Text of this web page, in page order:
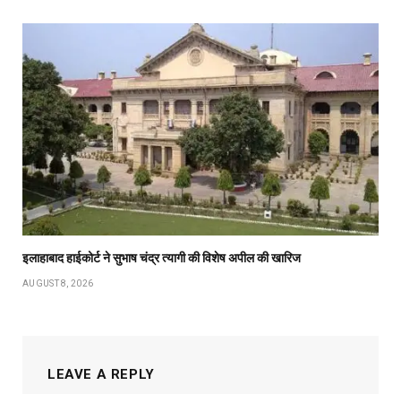
इलाहाबाद हाईकोर्ट ने सुभाष चंद्र त्यागी की विशेष अपील की खारिज
AUGUST 8, 2026
LEAVE A REPLY